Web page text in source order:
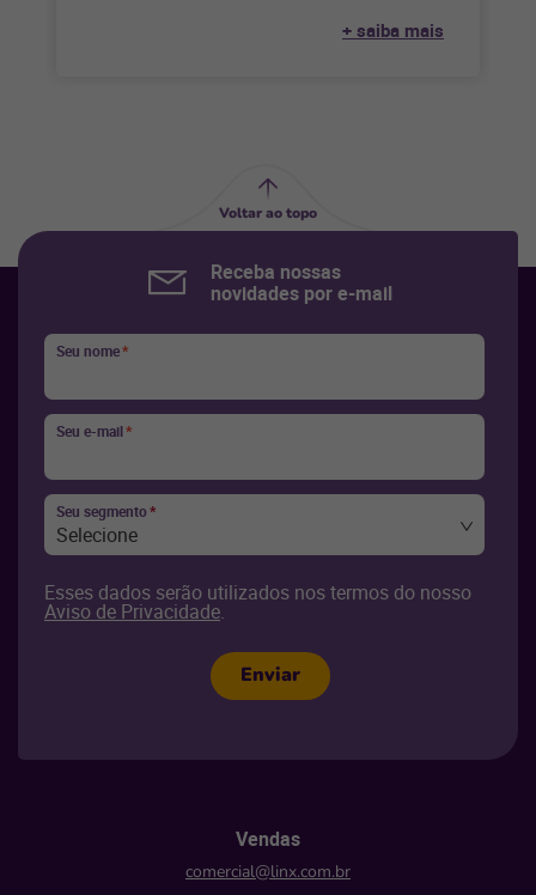
+ saiba mais
Voltar ao topo
Receba nossas
novidades por e-mail
Seu nome*
Seu e-mail*
Seu segmento*
Selecione
Esses dados serão utilizados nos termos do nosso
Aviso de Privacidade.
Enviar
Vendas
comercial@linx.com.br